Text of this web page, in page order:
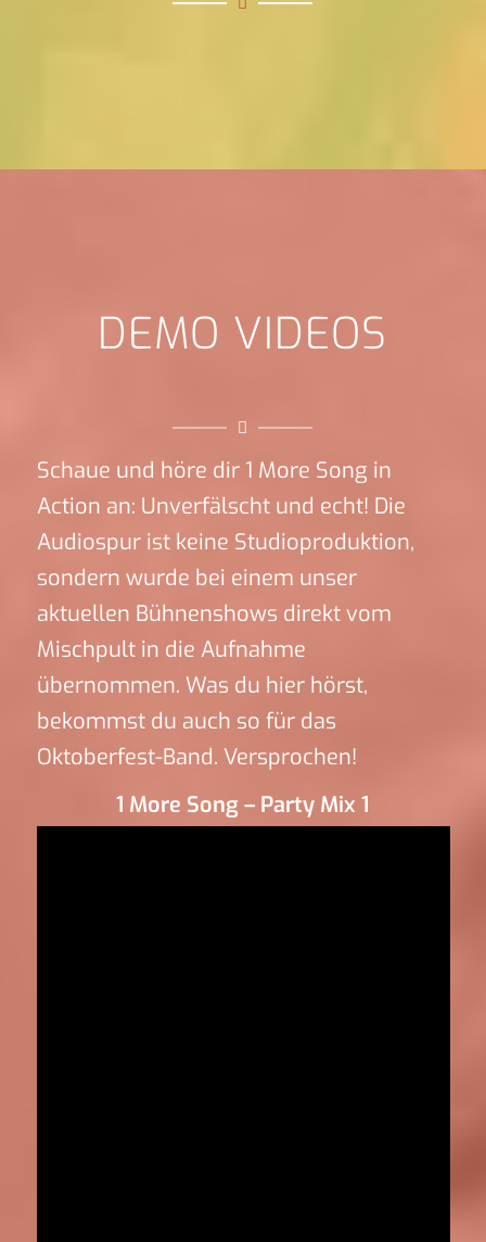
DEMO VIDEOS
Schaue und höre dir 1 More Song in
Action an: Unverfälscht und echt! Die
Audiospur ist keine Studioproduktion,
sondern wurde bei einem unser
aktuellen Bühnenshows direkt vom
Mischpult in die Aufnahme
übernommen. Was du hier hörst,
bekommst du auch so für das
Oktoberfest-Band. Versprochen!
1 More Song – Party Mix 1